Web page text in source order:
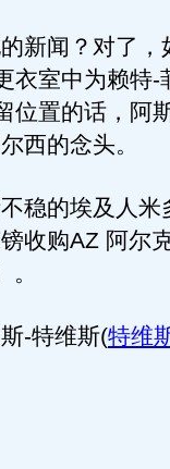
闻？对了，
衣室中为赖特-
位置的话，阿
西的念头。
的埃及人米
收购AZ 阿尔
-特维斯(特维